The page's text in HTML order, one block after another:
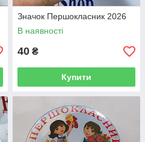
Значок Першокласник 2026
В наявності
40 ₴
Купити